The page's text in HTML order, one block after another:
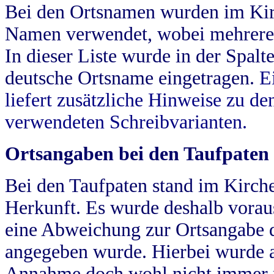
Bei den Ortsnamen wurden im
Namen verwendet, wobei
In dieser Liste wurde in der
deutsche Ortsname eingetragen.
liefert zusätzliche Hinweise zu
verwendeten Schreibvarianten.
Ortsangaben bei den Taufpaten
Bei den Taufpaten stand im
Herkunft. Es wurde deshalb
eine Abweichung zur
angegeben wurde. Hierbei wurde